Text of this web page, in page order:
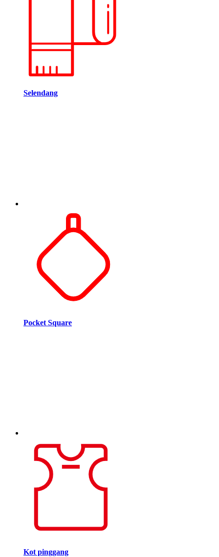
Selendang
Pocket Square
Kot pinggang